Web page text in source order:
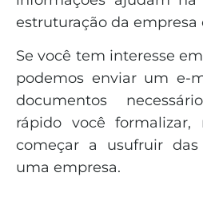
estruturação da
Se você tem interesse
podemos enviar um e-
documentos
rápido você formalizar,
começar a usufruir
uma empresa.